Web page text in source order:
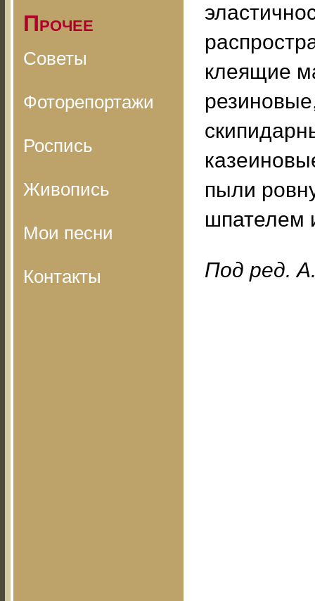
Прочее
Советы
Фоторепортажи
Роспись
Живопись
Мои песни
Контакты
клеящие
пыли
шпателем
Под ред.